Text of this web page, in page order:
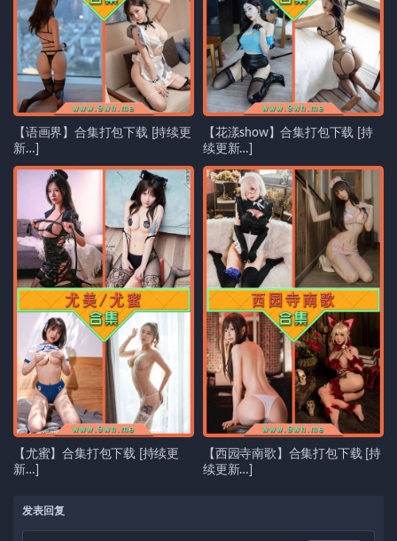
【语画界】合集打包下载 [持续更
新…]
【花漾show】合集打包下载 [持
续更新…]
【尤蜜】合集打包下载 [持续更
新…]
【西园寺南歌】合集打包下载 [持
续更新…]
发表回复